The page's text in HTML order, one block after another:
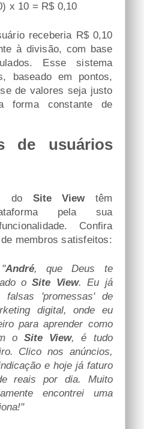
x 10 = R$ 0,10
à divisão, com base
Esse sistema
baseado em pontos,
de valores seja justo
forma constante de
de usuários
do Site View têm
pela sua
Confira
membros satisfeitos:
"André, que Deus te
oSite View. Eu já
falsas 'promessas' de
digital, onde eu
para aprender como
oSite View, é tudo
Clico nos anúncios,
e hoje já faturo
reais por dia. Muito
encontrei uma